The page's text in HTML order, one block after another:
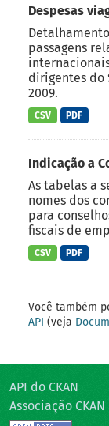
Despesas
passagens
dirigentes do
2009.
CSV PDF
Indicação a
As tabelas a
nomes dos
para
fiscais de
CSV PDF
Você também
API (veja
API do CKAN
Associação CKAN